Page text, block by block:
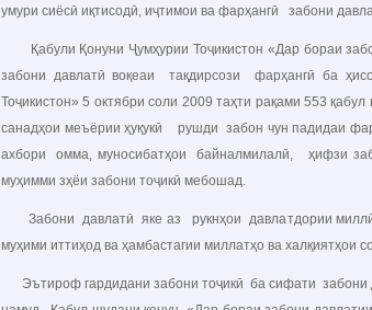
умури сиёсӣ иқтисодӣ, иҷтимои ва фарҳангӣ забони
Қабули Қонуни Ҷумҳурии Тоҷикистон «Дар бораи
забони давлатӣ воқеаи тақдирсози фарҳангӣ ба
Тоҷикистон» 5 октябри соли 2009 таҳти рақами 553
санадҳои меъёрии ҳуқукӣ рушди забон чун падидаи
ахбори омма, муносибатҳои байналмилалӣ, ҳифзи
муҳимми зҳёи забони тоҷикӣ мебошад.
Забони давлатӣ яке аз рукнҳои давлатдории
муҳими иттиҳод ва ҳамбастагии миллатҳо ва халқиятҳои
Эътироф гардидани забони тоҷикӣ ба сифати забони